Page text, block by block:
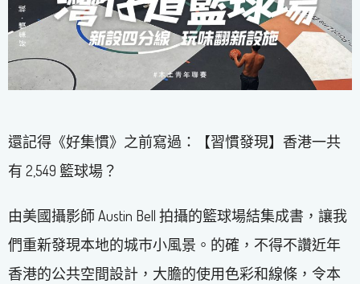
還記得《好集慣》之前寫過：【習慣發現】香港一共
有 2,549 籃球場？
由美國攝影師 Austin Bell 拍攝的籃球場結集成書，讓我
們重新發現本地的城巿小風景。的確，不得不讚近年
香港的公共空間設計，大膽的使用色彩和線條，令本